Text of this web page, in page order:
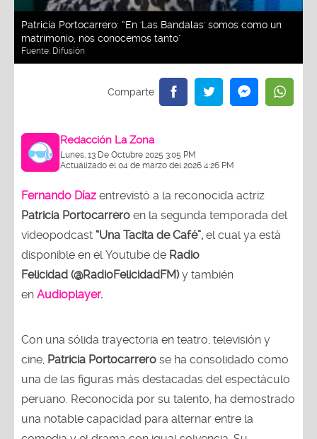
Patricia Portocarrero: “En 'Las Bandalas' somos como un
matrimonio, nos conocemos tanto"
Fuente: Difusión
Redacción La Zona
Lunes, 13 De Octubre 2025 3:05 PM
Actualizado el 04 de marzo del 2026 4:26 PM
Fernando Díaz entrevistó a la reconocida actriz
Patricia Portocarrero en la segunda temporada del
videopodcast “Una Tacita de Café”, el cual ya está
disponible en el Youtube de Radio
Felicidad (@RadioFelicidadFM)y también
en Audioplayer.
Con una sólida trayectoria en teatro, televisión y
cine, Patricia Portocarrero se ha consolidado como
una de las figuras más destacadas del espectáculo
peruano. Reconocida por su talento, ha demostrado
una notable capacidad para alternar entre la